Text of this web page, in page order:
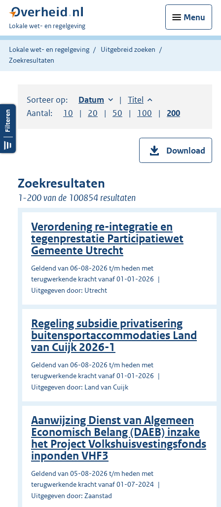
Menu
U
bent
hier:
Lokale wet- en regelgeving
Lokale wet- en regelgeving
Uitgebreid zoeken
Zoekresultaten
Sorteer op: Sorteer op:
Datum oplopendSorteer op:
Titel oplopend
Aantal:
Toon
10 resultaten per pagina
Toon
20 resultaten per pagina
Toon
50 resultaten per pagina
Toon
100 resultaten per
Toon
200
Download
Zoekresultaten
1-200 van de 100854 resultaten
Verordening re-integratie en
tegenprestatie Participatiewet
Gemeente Utrecht
Geldend van 06-08-2026 t/m heden met
terugwerkende kracht vanaf 01-01-2026
Uitgegeven door: Utrecht
Regeling subsidie privatisering
buitensportaccommodaties Land
van Cuijk 2026-1
Geldend van 06-08-2026 t/m heden met
terugwerkende kracht vanaf 01-01-2026
Uitgegeven door: Land van Cuijk
Aanwijzing Dienst van Algemeen
Economisch Belang (DAEB) inzake
het Project Volkshuisvestingsfonds
inponden VHF3
Geldend van 05-08-2026 t/m heden met
terugwerkende kracht vanaf 01-07-2024
Uitgegeven door: Zaanstad